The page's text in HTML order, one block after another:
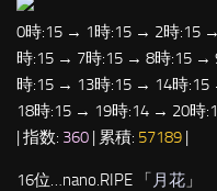
0時:15 → 1時:15 → 2時:15
時:15 → 7時:15 → 8時:15 →
時:15 → 13時:15 → 14時
18時:15 → 19時:14 → 20時
| 指数: 360 | 累積: 57189 |
16位…nano.RIPE 「 月花 」